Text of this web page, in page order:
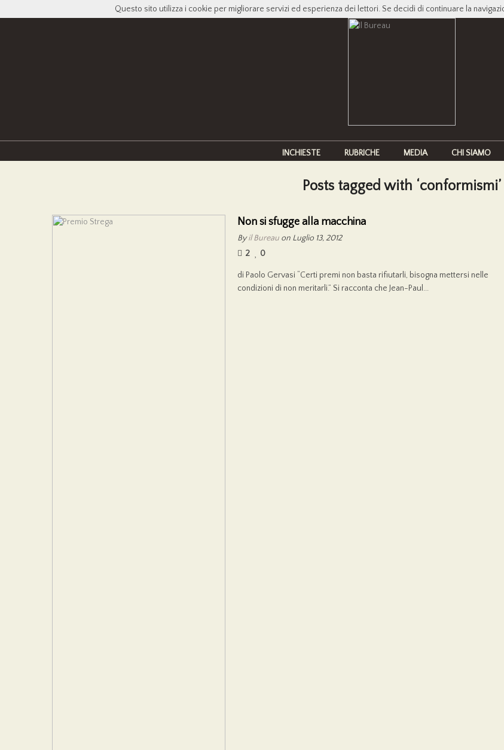
INCHIESTE RUBRICHE MEDIA CHI SIAMO
Posts tagged with ‘conformismi’
Non si sfugge alla macchina
Byil Bureau on Luglio 13, 2012
2
0
di Paolo Gervasi “Certi premi non basta rifiutarli, bisogna mettersi nelle
condizioni di non meritarli.” Si racconta che Jean-Paul...
Questo sito utilizza i cookie per migliorare servizi ed esperienza dei lettori. Se decidi di continuare la